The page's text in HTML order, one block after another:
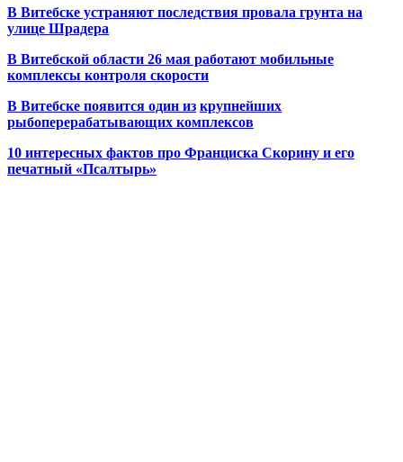
В Витебске устраняют последствия провала грунта на
улице Шрадера
В Витебской области 26 мая работают мобильные
комплексы контроля скорости
В Витебске появится один из крупнейших
рыбоперерабатывающих комплексов
10 интересных фактов про Франциска Скорину и его
печатный «Псалтырь»